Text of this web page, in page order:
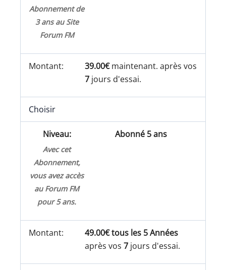
Abonnement de
3 ans au Site
Forum FM
39.00€maintenant. après vos
7 jours d'essai.
Choisir
Abonné 5 ans
Avec cet
Abonnement,
vous avez accès
au Forum FM
pour 5 ans.
49.00€ tous les 5 Années
après vos7 jours d'essai.